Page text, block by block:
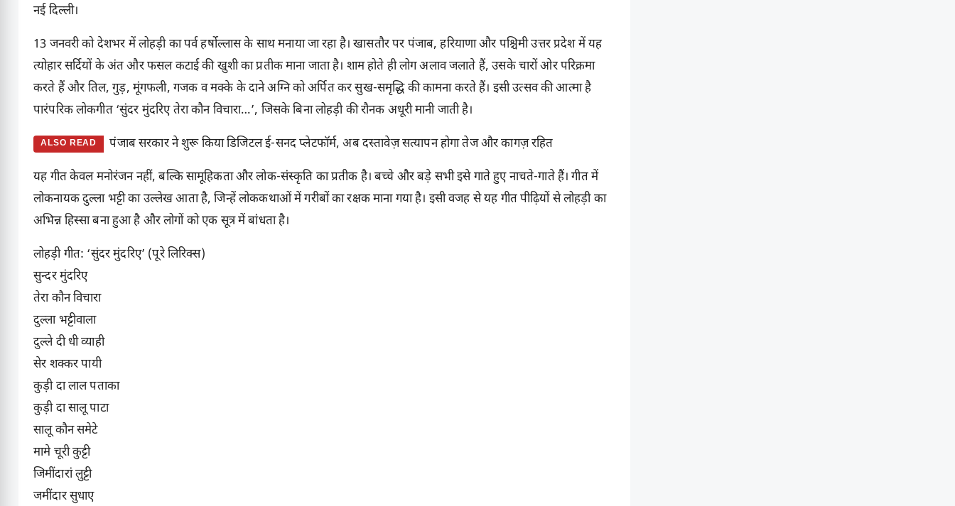
नई दिल्ली।
13 जनवरी को देशभर में लोहड़ी का पर्व हर्षोल्लास के साथ मनाया जा रहा है। खासतौर पर पंजाब, हरियाणा और पश्चिमी उत्तर प्रदेश में यह
त्योहार सर्दियों के अंत और फसल कटाई की खुशी का प्रतीक माना जाता है। शाम होते ही लोग अलाव जलाते हैं, उसके चारों ओर परिक्रमा
करते हैं और तिल, गुड़, मूंगफली, गजक व मक्के के दाने अग्नि को अर्पित कर सुख-समृद्धि की कामना करते हैं। इसी उत्सव की आत्मा है
पारंपरिक लोकगीत ‘सुंदर मुंदरिए तेरा कौन विचारा…’, जिसके बिना लोहड़ी की रौनक अधूरी मानी जाती है।
ALSO READ पंजाब सरकार ने शुरू किया डिजिटल ई-सनद प्लेटफॉर्म, अब दस्तावेज़ सत्यापन होगा तेज और कागज़ रहित
यह गीत केवल मनोरंजन नहीं, बल्कि सामूहिकता और लोक-संस्कृति का प्रतीक है। बच्चे और बड़े सभी इसे गाते हुए नाचते-गाते हैं। गीत में
लोकनायक दुल्ला भट्टी का उल्लेख आता है, जिन्हें लोककथाओं में गरीबों का रक्षक माना गया है। इसी वजह से यह गीत पीढ़ियों से लोहड़ी का
अभिन्न हिस्सा बना हुआ है और लोगों को एक सूत्र में बांधता है।
लोहड़ी गीत: ‘सुंदर मुंदरिए’ (पूरे लिरिक्स)
सुन्दर मुंदरिए
तेरा कौन विचारा
दुल्ला भट्टीवाला
दुल्ले दी धी व्याही
सेर शक्कर पायी
कुड़ी दा लाल पताका
कुड़ी दा सालू पाटा
सालू कौन समेटे
मामे चूरी कुट्टी
जिमींदारां लुट्टी
जमींदार सुधाए